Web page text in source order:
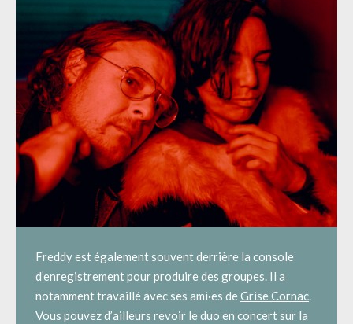
Freddy est également souvent derrière la console
d’enregistrement pour produire des groupes. Il a
notamment travaillé avec ses ami·es deGrise Cornac.
Vous pouvez d’ailleurs revoir le duo en concert sur la